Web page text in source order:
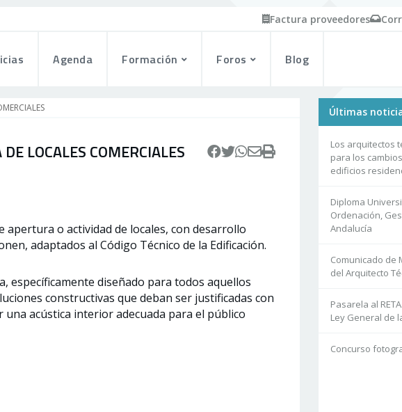
Factura proveedores
Agenda Formación Foros Blog
LOCALES COMERCIALES
apertura o actividad de locales, con desarrollo
adaptados al Código Técnico de la Edificación.
específicamente diseñado para todos aquellos
constructivas que deban ser justificadas con
acústica interior adecuada para el público
Últimas
Los arquitectos
para los
edificios
Diploma
Ordenación,
Andalucía
Comunicado de
del Arquitecto
Pasarela al
Ley General de
Concurso